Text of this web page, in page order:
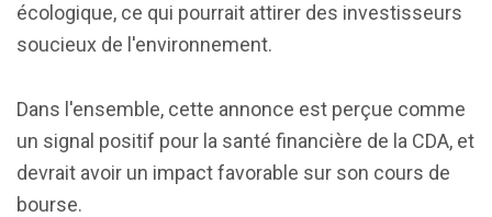
écologique, ce qui pourrait attirer des investisseurs
soucieux de l'environnement.
Dans l'ensemble, cette annonce est perçue comme
un signal positif pour la santé financière de la CDA, et
devrait avoir un impact favorable sur son cours de
bourse.